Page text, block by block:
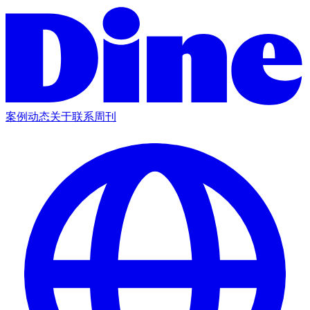
案例动态关于联系周刊